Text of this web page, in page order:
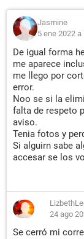
Jasmine
5 ene 2022
De igual forma
me aparece
me llego por
error.
Noo se si la
falta de respeto
aviso.
Tenia fotos y
Si alguirn sabe
accesar se los
24 ago
Se cerró mi